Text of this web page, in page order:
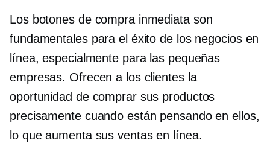
Los botones de compra inmediata son
fundamentales para el éxito de los negocios en
línea, especialmente para las pequeñas
empresas. Ofrecen a los clientes la
oportunidad de comprar sus productos
precisamente cuando están pensando en ellos,
lo que aumenta sus ventas en línea.